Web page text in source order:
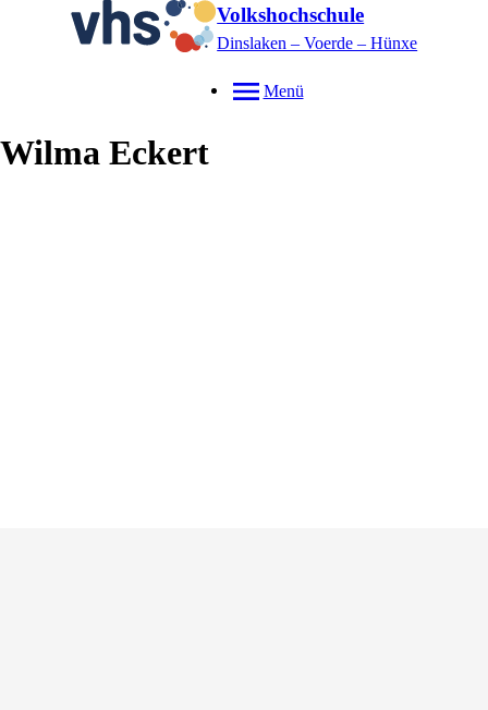
Volkshochschule
Dinslaken – Voerde – Hünxe
Menü
Wilma Eckert